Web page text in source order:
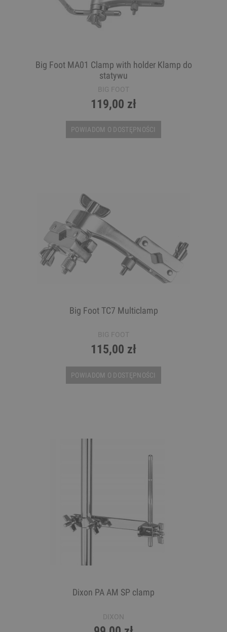
Big Foot MA01 Clamp with holder Klamp do
statywu
BIG FOOT
119,00 zł
POWIADOM O DOSTĘPNOŚCI
Big Foot TC7 Multiclamp
BIG FOOT
115,00 zł
POWIADOM O DOSTĘPNOŚCI
Dixon PA AM SP clamp
DIXON